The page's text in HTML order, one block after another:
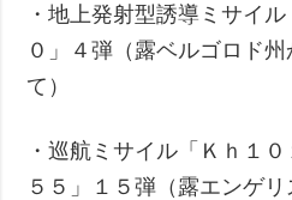
・地上発射型誘導ミサイ
０」４弾（露ベルゴロド
て）
・巡航ミサイル「Ｋｈ１
５５」１５弾（露エンゲ